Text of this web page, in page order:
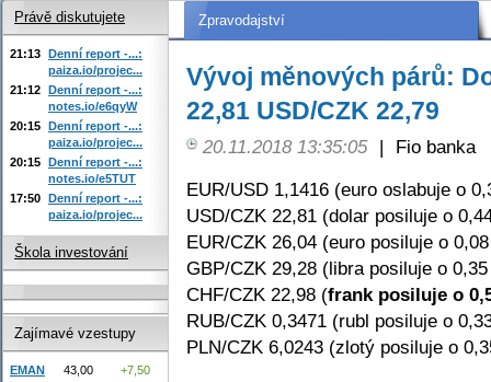
Zpravodajství
Vývoj měnových párů:
22,81 USD/CZK 22,79
20.11.2018 13:35:05 |
Fio banka
EUR/USD 1,1416 (euro oslabuje o
USD/CZK 22,81 (dolar posiluje o
EUR/CZK 26,04 (euro posiluje o
GBP/CZK 29,28 (libra posiluje o
CHF/CZK 22,98 (frank posiluje o
RUB/CZK 0,3471 (rubl posiluje o
PLN/CZK 6,0243 (zlotý posiluje o
Právě diskutujete
21:13 Denní report -...:
paiza.io/projec...
21:12 Denní report -...:
notes.io/e6qyW
20:15 Denní report -...:
paiza.io/projec...
20:15 Denní report -...:
notes.io/e5TUT
17:50 Denní report -...:
paiza.io/projec...
Škola investování
Zajímavé vzestupy
EMAN 43,00
+7,50